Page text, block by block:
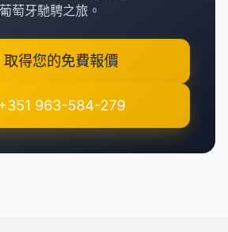
萄牙馳騁之旅。
取得您的免費報價
963-584-279